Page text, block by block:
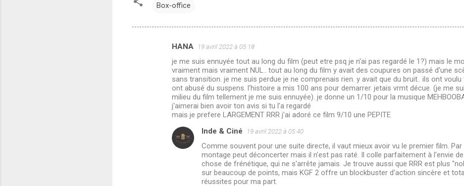
Box-office
HANA 19 avril 2022 à 05:18
je me suis ennuyée tout au long du film (peut etre psq je n'ai pas regardé le 1?) mais le
vraiment mais vraiment NUL.. tout au long du film y avait des coupures on passé d'une
sans transition. je me suis perdue je ne comprenais rien. y avait que du bruit.. ils ont
ont abusé du suspens. l'histoire a mis 100 ans pour demarrer. jetais vrmt décue. (je me
milieu du film tellement je me suis ennuyée). je donne un 1/10 pour la musique
j'aimerai bien avoir ton avis si tu l'a regardé
mais je prefere LARGEMENT RRR j'ai adoré ce film 9/10 une PEPITE
Inde & Ciné 19 avril 2022 à 05:40
Comme souvent pour une suite directe, il vaut mieux avoir vu le premier film.
montage peut déconcerter mais il n'est pas raté. Il colle parfaitement à l'envie
chose de frénétique, qui ne s'arrête jamais. Je trouve aussi que RRR est plus
sur beaucoup de points, mais KGF 2 offre un blockbuster d'action sincère et
réussites pour ma part.